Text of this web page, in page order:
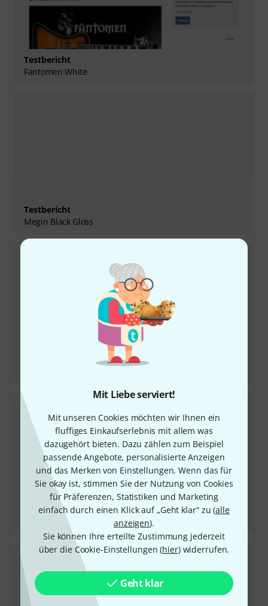
Mit Liebe serviert!
Mit unseren Cookies möchten wir Ihnen ein
fluffiges Einkaufserlebnis mit allem was
dazugehört bieten. Dazu zählen zum Beispiel
passende Angebote, personalisierte Anzeigen
und das Merken von Einstellungen. Wenn das für
Sie okay ist, stimmen Sie der Nutzung von Cookies
für Präferenzen, Statistiken und Marketing
einfach durch einen Klick auf „Geht klar“ zu (alle
anzeigen).
Sie können Ihre erteilte Zustimmung jederzeit
über die Cookie-Einstellungen (hier) widerrufen.
Geht klar
Testbericht
Fantomen White
Testbericht
Megin Black Gloss
Testbericht
Viking Deluxe Baritone BK